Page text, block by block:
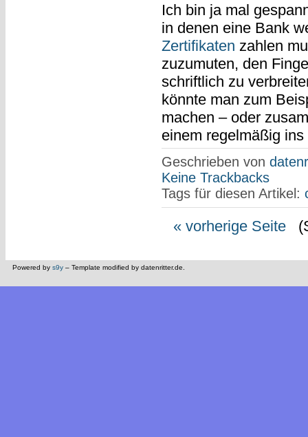
Ich bin ja mal
in denen eine Bank
Zertifikaten zahlen
zuzumuten, den
schriftlich zu
könnte man zum
machen – oder
einem regelmäßig
Geschrieben von
Keine Trackbacks
Tags für diesen Artikel:
« vorherige Seite
Powered by s9y – Template modified by datenritter.de.